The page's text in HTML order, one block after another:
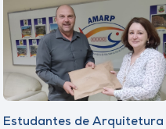
Estudantes de Arquitetura